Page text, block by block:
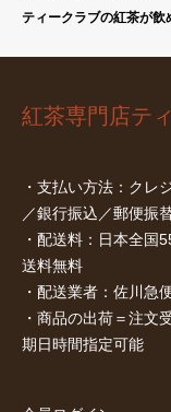
ティークラブの紅茶が飲
紅茶専門店テ
・支払い方法：クレ
／銀行振込／郵便振
・配送料：日本全国
送料無料
・配送業者：佐川急
・商品の出荷＝注文
期日時間指定可能